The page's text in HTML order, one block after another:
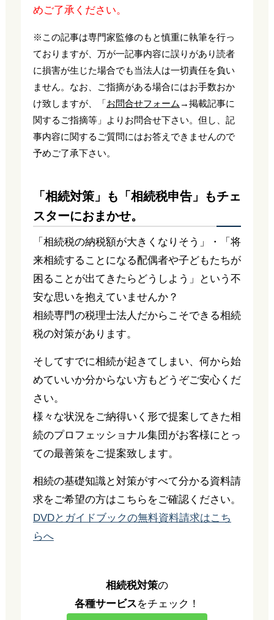
めご了承ください。
※この記事は専門家監修のもと慎重に執筆を行っ
ておりますが、万が一記事内容に誤りがあり読者
に損害が生じた場合でも当法人は一切責任を負い
ません。なお、ご指摘がある場合にはお手数おか
け致しますが、「お問合せフォーム →掲載記事に
関するご指摘等」よりお問合せ下さい。但し、記
事内容に関するご質問にはお答えできませんので
予めご了承下さい。
「相続対策」も「相続税申告」もチェ
スターにおまかせ。
「相続税の納税額が大きくなりそう」・「将
来相続することになる配偶者や子どもたちが
困ることが出てきたらどうしよう」という不
安な思いを抱えていませんか？
相続専門の税理士法人だからこそできる相続
税の対策があります。
そしてすでに相続が起きてしまい、何から始
めていいか分からない方もどうぞご安心くだ
さい。
様々な状況をご納得いく形で提案してきた相
続のプロフェッショナル集団がお客様にとっ
ての最善策をご提案致します。
相続の基礎知識と対策がすべて分かる資料請
求をご希望の方はこちらをご確認ください。
DVDとガイドブックの無料資料請求はこち
らへ
相続税対策の
各種サービスをチェック！